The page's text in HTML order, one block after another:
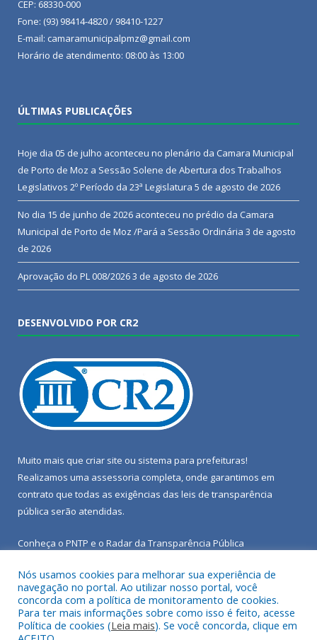
CEP: 68330-000
Fone: (93) 98414-4820 / 98410-1227
E-mail: camaramunicipalpmz@gmail.com
Horário de atendimento: 08:00 às 13:00
ÚLTIMAS PUBLICAÇÕES
Hoje dia 05 de julho aconteceu no plenário da Camara Municipal
de Porto de Moz a Sessão Solene de Abertura dos Trabalhos
Legislativos 2º Período da 23ª Legislatura 5 de agosto de 2026
No dia 15 de junho de 2026 aconteceu no prédio da Camara
Municipal de Porto de Moz /Pará a Sessão Ordinária 3 de agosto
de 2026
Aprovação do PL 008/20263 de agosto de 2026
DESENVOLVIDO POR CR2
Muito mais que criar site ou sistema para prefeituras!
Realizamos uma assessoria completa, onde garantimos em
contrato que todas as exigências das leis de transparência
pública serão atendidas.
Conheça o PNTP e o Radar da Transparência Pública
Todos os direitos reservados a Câmara Municipal de Porto de
Moz.
Nós usamos cookies para melhorar sua experiência de
navegação no portal. Ao utilizar nosso portal, você
concorda com a política de monitoramento de cookies.
Para ter mais informações sobre como isso é feito, acesse
Política de cookies (Leia mais). Se você concorda, clique em